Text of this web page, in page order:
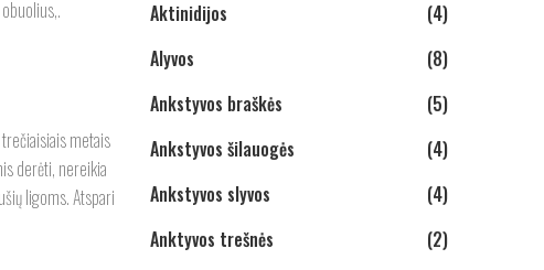
metais
derėti, nereikia
ligoms. Atspari
Aktinidijos
(4)
Alyvos
(8)
Ankstyvos braškės
(5)
Ankstyvos šilauogės
(4)
Ankstyvos slyvos
(4)
Anktyvos trešnės
(2)